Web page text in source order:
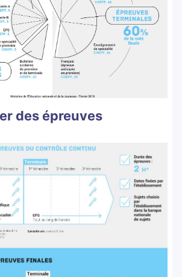
des épreuves